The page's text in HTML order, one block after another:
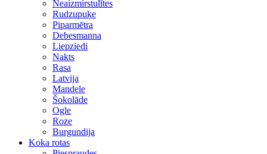
Neaizmirstulītes
Rudzupuķe
Piparmētra
Debesmanna
Liepziedi
Nakts
Rasa
Latvija
Mandele
Šokolāde
Ogle
Roze
Burgundija
Koka rotas